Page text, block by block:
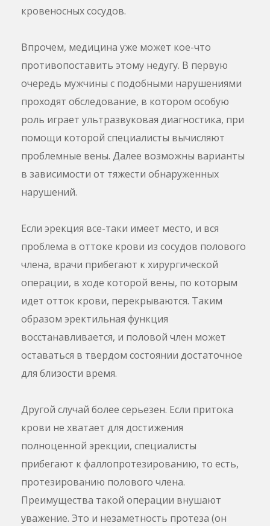
кровеносных сосудов.
Впрочем, медицина уже может кое-что
противопоставить этому недугу. В первую
очередь мужчины с подобными нарушениями
проходят обследование, в котором особую
роль играет ультразвуковая диагностика, при
помощи которой специалисты вычисляют
проблемные вены. Далее возможны варианты
в зависимости от тяжести обнаруженных
нарушений.
Если эрекция все-таки имеет место, и вся
проблема в оттоке крови из сосудов полового
члена, врачи прибегают к хирургической
операции, в ходе которой вены, по которым
идет отток крови, перекрываются. Таким
образом эректильная функция
восстанавливается, и половой член может
оставаться в твердом состоянии достаточное
для близости время.
Другой случай более серьезен. Если притока
крови не хватает для достижения
полноценной эрекции, специалисты
прибегают к фаллопротезированию, то есть,
протезированию полового члена.
Преимущества такой операции внушают
уважение. Это и незаметность протеза (он